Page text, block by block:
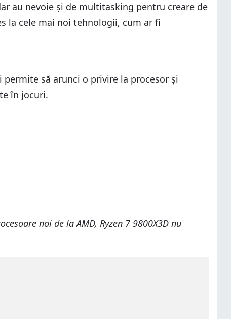
au nevoie și de multitasking pentru creare de
la cele mai noi tehnologii, cum ar fi
permite să arunci o privire la procesor și
în jocuri.
noi de la AMD, Ryzen 7 9800X3D nu